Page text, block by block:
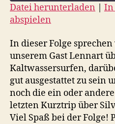
TEILEN
LINK
EMBED
Datei herunterladen
In
abspielen
In dieser Folge
unserem Gast Lennart
Kaltwassersurfen,
gut ausgestattet zu sein
noch die ein oder
letzten Kurztrip über
Viel Spaß bei der Folge!